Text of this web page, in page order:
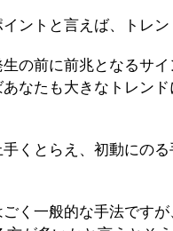
ントと言えば、トレ
の前に前兆となるサイ
なたも大きなトレン
手くとらえ、初動にの
ごく一般的な手法です